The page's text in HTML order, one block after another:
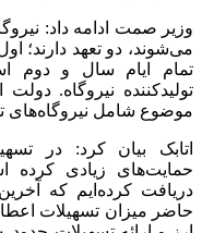
وزیر صمت ادامه داد:
می‌شوند، دو تعهد دارند؛
تمام ایام سال و دوم
تولیدکننده نیروگاه.
موضوع شامل نیروگاه‌های
اتابک بیان کرد: در
حمایت‌های زیادی کرده
حاضر میزان تسهیلات